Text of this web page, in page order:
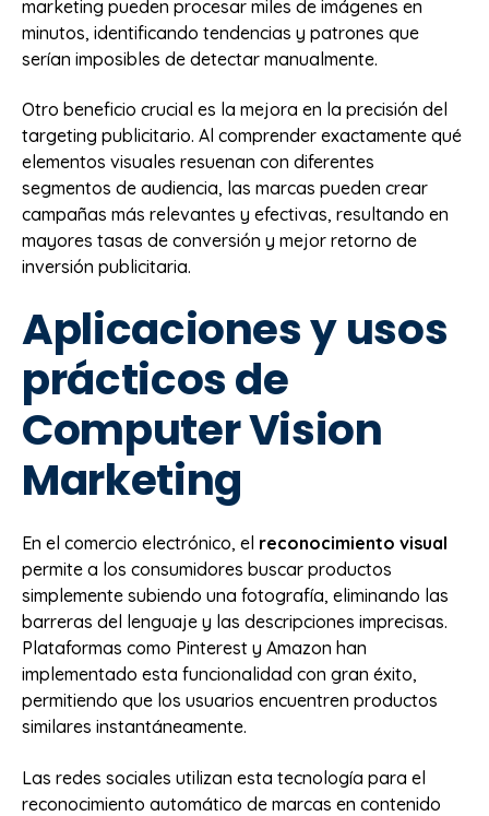
marketing pueden procesar miles de imágenes en
minutos, identificando tendencias y patrones que
serían imposibles de detectar manualmente.
Otro beneficio crucial es la mejora en la precisión del
targeting publicitario. Al comprender exactamente qué
elementos visuales resuenan con diferentes
segmentos de audiencia, las marcas pueden crear
campañas más relevantes y efectivas, resultando en
mayores tasas de conversión y mejor retorno de
inversión publicitaria.
Aplicaciones y usos
prácticos de
Computer Vision
Marketing
En el comercio electrónico, el reconocimiento visual
permite a los consumidores buscar productos
simplemente subiendo una fotografía, eliminando las
barreras del lenguaje y las descripciones imprecisas.
Plataformas como Pinterest y Amazon han
implementado esta funcionalidad con gran éxito,
permitiendo que los usuarios encuentren productos
similares instantáneamente.
Las redes sociales utilizan esta tecnología para el
reconocimiento automático de marcas en contenido